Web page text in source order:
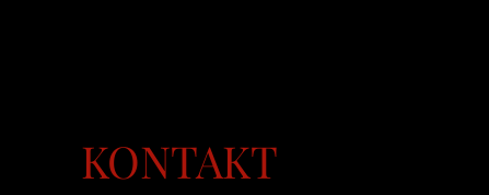
KONTAKT